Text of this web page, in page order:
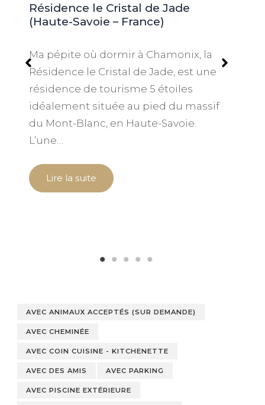
Résidence le Cristal de Jade
(Haute-Savoie – France)
Ma pépite où dormir à Chamonix, la
Résidence le Cristal de Jade, est une
résidence de tourisme 5 étoiles
idéalement située au pied du massif
du Mont-Blanc, en Haute-Savoie.
L’une…
Lire la suite
AVEC ANIMAUX ACCEPTÉS (SUR DEMANDE)
AVEC CHEMINÉE
AVEC COIN CUISINE - KITCHENETTE
AVEC DES AMIS AVEC PARKING
AVEC PISCINE EXTÉRIEURE